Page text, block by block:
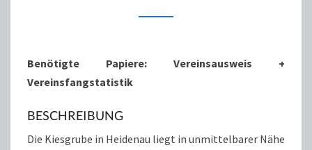
Benötigte Papiere: Vereinsausweis +
Vereinsfangstatistik
BESCHREIBUNG
Die Kiesgrube in Heidenau liegt in unmittelbarer Nähe